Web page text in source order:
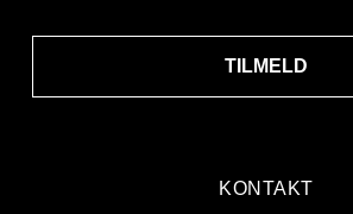
KONTAKT
TILMELD